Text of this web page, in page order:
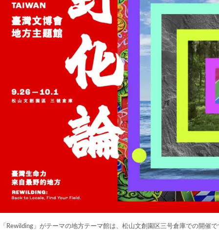
「Rewilding」がテーマの地方テーマ館は、松山文創園区三号倉庫での開催で